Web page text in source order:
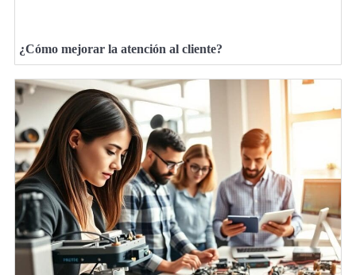
¿Cómo mejorar la atención al cliente?